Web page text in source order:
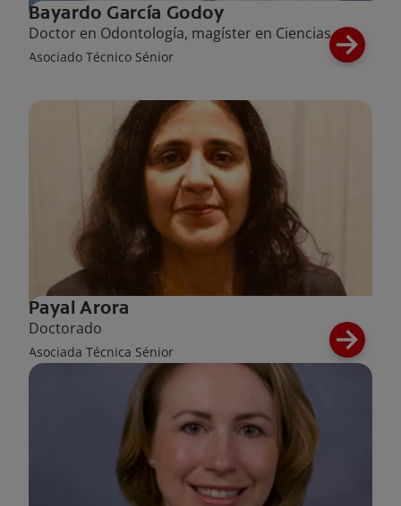
Bayardo García Godoy
Doctor en Odontología, magíster en Ciencias
Asociado Técnico Sénior
Payal Arora
Doctorado
Asociada Técnica Sénior